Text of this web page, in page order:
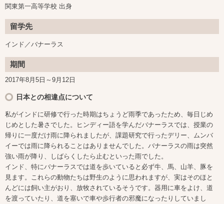
関東第一高等学校 出身
留学先
インド／バナーラス
期間
2017年8月5日～9月12日
日本との相違点について
私がインドに研修で行った時期はちょうど雨季であったため、毎日じめ
じめとした暑さでした。ヒンディー語を学んだバナーラスでは、授業の
帰りに一度だけ雨に降られましたが、課題研究で行ったデリー、ムンバ
イーでは雨に降られることはありませんでした。バナーラスの雨は突然
強い雨が降り、しばらくしたら止むといった雨でした。
インド、特にバナーラスでは道を歩いていると必ず牛、馬、山羊、豚を
見ます。これらの動物たちは野生のように思われますが、実はそのほと
んどには飼い主がおり、放牧されているそうです。器用に車をよけ、道
を渡っていたり、道を塞いで車や歩行者の邪魔になったりしていまし